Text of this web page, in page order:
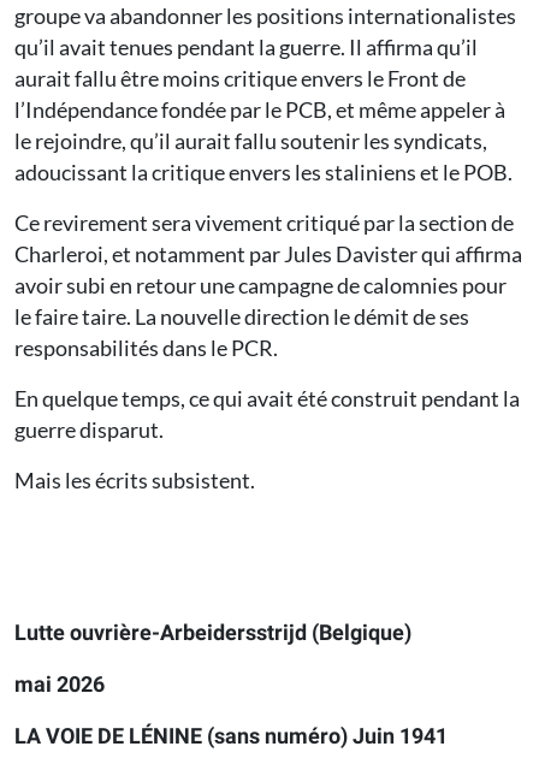
groupe va abandonner les positions internationalistes
qu’il avait tenues pendant la guerre. Il affirma qu’il
aurait fallu être moins critique envers le Front de
l’Indépendance fondée par le PCB, et même appeler à
le rejoindre, qu’il aurait fallu soutenir les syndicats,
adoucissant la critique envers les staliniens et le POB.
Ce revirement sera vivement critiqué par la section de
Charleroi, et notamment par Jules Davister qui affirma
avoir subi en retour une campagne de calomnies pour
le faire taire. La nouvelle direction le démit de ses
responsabilités dans le PCR.
En quelque temps, ce qui avait été construit pendant la
guerre disparut.
Mais les écrits subsistent.
Lutte ouvrière-Arbeidersstrijd (Belgique)
mai 2026
LA VOIE DE LÉNINE (sans numéro) Juin 1941